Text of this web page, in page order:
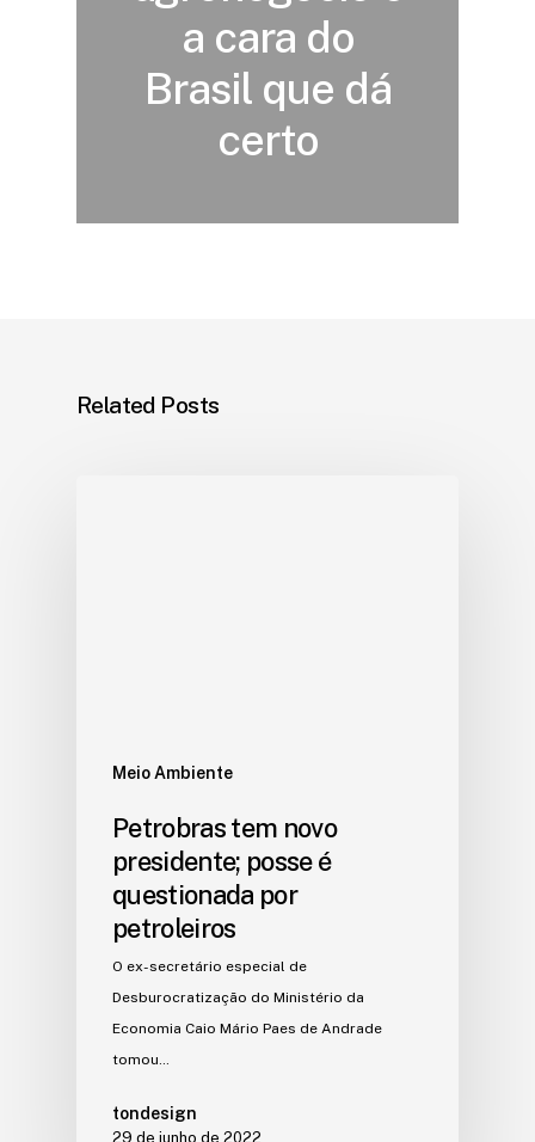
a cara do
Brasil que dá
certo
Related Posts
Meio Ambiente
Petrobras tem novo
presidente; posse é
questionada por
petroleiros
O ex-secretário especial de
Desburocratização do Ministério da
Economia Caio Mário Paes de Andrade
tomou…
tondesign
29 de junho de 2022